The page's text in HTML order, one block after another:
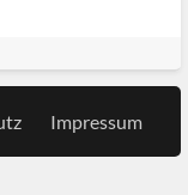
Impressum